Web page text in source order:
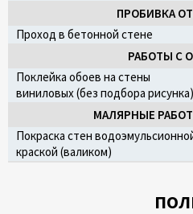
ПРОБИВКА
Проход в бетонной стене
РАБОТЫ С
Поклейка обоев на стены
виниловых (без подбора рисунка)
МАЛЯРНЫЕ
Покраска стен
краской (валиком)